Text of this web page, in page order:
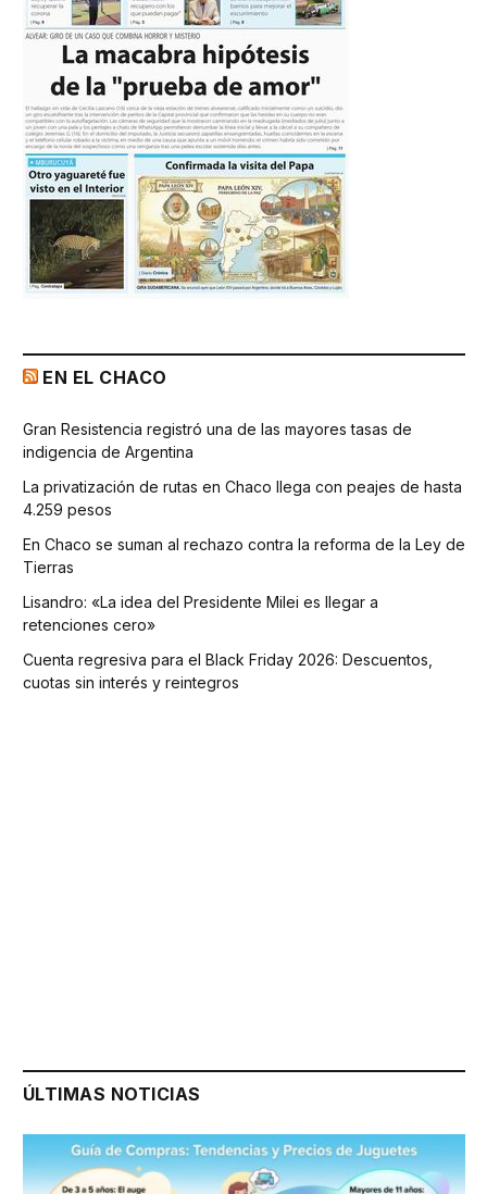
EN EL CHACO
Gran Resistencia registró una de las mayores tasas de
indigencia de Argentina
La privatización de rutas en Chaco llega con peajes de hasta
4.259 pesos
En Chaco se suman al rechazo contra la reforma de la Ley de
Tierras
Lisandro: «La idea del Presidente Milei es llegar a
retenciones cero»
Cuenta regresiva para el Black Friday 2026: Descuentos,
cuotas sin interés y reintegros
ÚLTIMAS NOTICIAS